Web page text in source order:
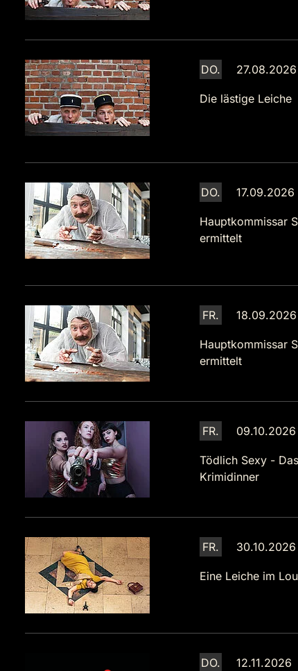
DO.
Die lästige Leiche
DO.
Hauptkommissar
ermittelt
FR.
Hauptkommissar
ermittelt
FR.
Tödlich Sexy -
Krimidinner
FR.
Eine Leiche im
DO.